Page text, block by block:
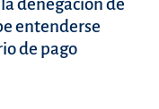
denegación de
entenderse
de pago